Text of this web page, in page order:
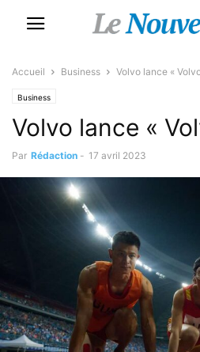
Accueil Business Volvo lance «
Business
Volvo lance «
Par Rédaction - 17 avril 2023